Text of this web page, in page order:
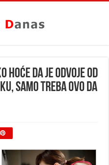
HOĆE DA JE ODVOJE OD
samo treba OVO DA